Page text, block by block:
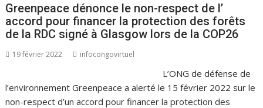
Greenpeace dénonce le non-respect de l’
accord pour financer la protection des forêts
de la RDC signé à Glasgow lors de la COP26
19 février 2022 infocongovirtuel
L’ONG de défense de
l’environnement Greenpeace a alerté le 15 février 2022 sur le
non-respect d’un accord pour financer la protection des